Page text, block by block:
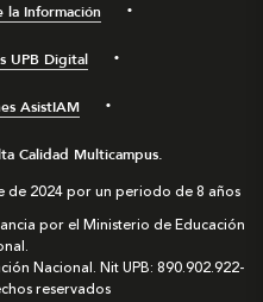
la Información
UPB Digital
AsistIAM
Calidad Multicampus.
de 2024 por un periodo de 8 años
por el Ministerio de Educación
Nacional. Nit UPB: 890.902.922-
reservados